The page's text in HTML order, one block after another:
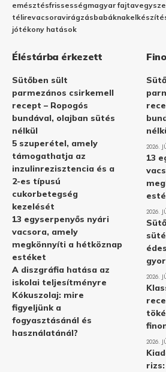
emésztésfrissességmagyar fajta
télirevacsoravirágzásbabáknak
jótékony hatások
Éléstárba érkezett
Sütőben sült
parmezános csirkemell
recept – Ropogós
bundával, olajban sütés
nélkül
5 szuperétel, amely
támogathatja az
inzulinrezisztencia és a
2-es típusú
cukorbetegség
kezelését
13 egyserpenyős nyári
vacsora, amely
megkönnyíti a hétköznap
estéket
A diszgráfia hatása az
iskolai teljesítményre
Kókuszolaj: mire
figyeljünk a
fogyasztásánál és
használatánál?
2026.
13
2026.
2026.
2026.